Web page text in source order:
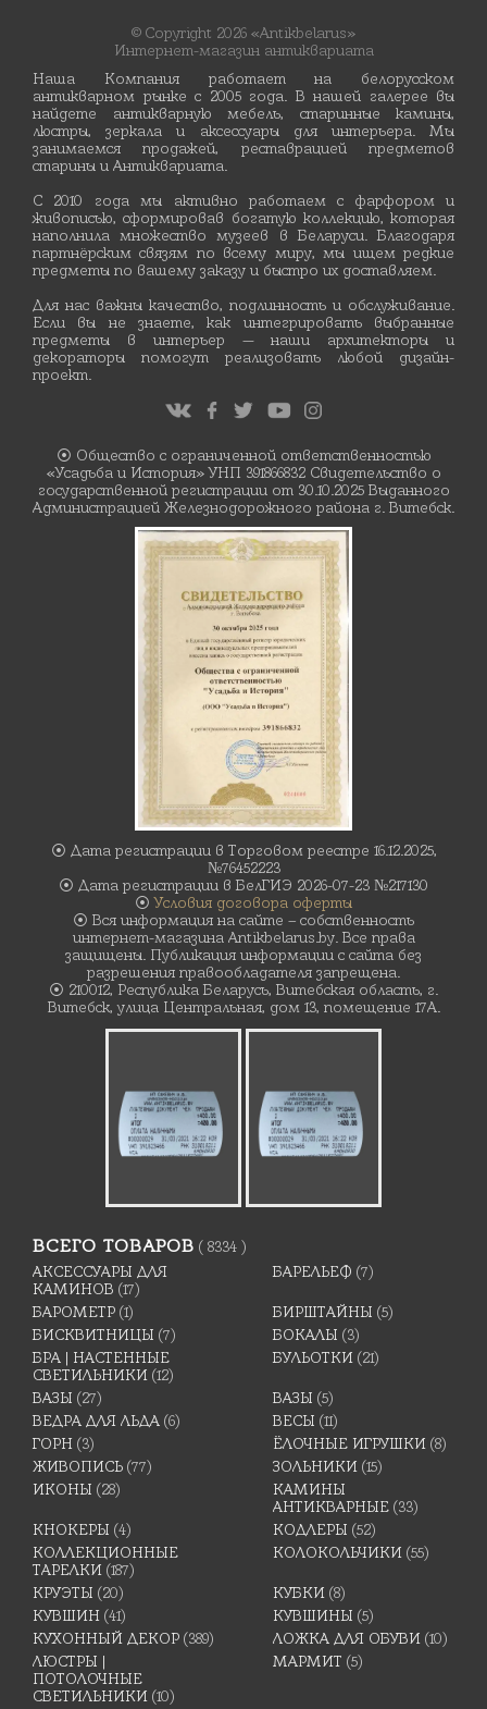
© Copyright 2026 «Antikbelarus»
Интернет-магазин антиквариата
Наша Компания работает на белорусском
антикварном рынке с 2005 года. В нашей галерее вы
найдете антикварную мебель, старинные камины,
люстры, зеркала и аксессуары для интерьера. Мы
занимаемся продажей, реставрацией предметов
старины и Антиквариата.
С 2010 года мы активно работаем с фарфором и
живописью, сформировав богатую коллекцию, которая
наполнила множество музеев в Беларуси. Благодаря
партнёрским связям по всему миру, мы ищем редкие
предметы по вашему заказу и быстро их доставляем.
Для нас важны качество, подлинность и обслуживание.
Если вы не знаете, как интегрировать выбранные
предметы в интерьер — наши архитекторы и
декораторы помогут реализовать любой дизайн-
проект.
⦿ Общество с ограниченной ответственностью
«Усадьба и История» УНП 391866832 Свидетельство о
государственной регистрации от 30.10.2025 Выданного
Администрацией Железнодорожного района г. Витебск.
⦿ Дата регистрации в Торговом реестре 16.12.2025,
№76452223
⦿ Дата регистрации в БелГИЭ 2026-07-23 №217130
⦿Условия договора оферты
⦿ Вся информация на сайте – собственность
интернет-магазина Antikbelarus.by. Все права
защищены. Публикация информации с сайта без
разрешения правообладателя запрещена.
⦿ 210012, Республика Беларусь, Витебская область, г.
Витебск, улица Центральная, дом 13, помещение 17А.
ВСЕГО ТОВАРОВ ( 8334 )
АКСЕССУАРЫ ДЛЯ
КАМИНОВ (17)
БАРЕЛЬЕФ (7)
БАРОМЕТР (1) БИРШТАЙНЫ (5)
БИСКВИТНИЦЫ (7) БОКАЛЫ (3)
БРА | НАСТЕННЫЕ
СВЕТИЛЬНИКИ (12)
БУЛЬОТКИ (21)
ВАЗЫ (27) ВАЗЫ (5)
ВЕДРА ДЛЯ ЛЬДА (6) ВЕСЫ (11)
ГОРН (3) ЁЛОЧНЫЕ ИГРУШКИ (8)
ЖИВОПИСЬ (77) ЗОЛЬНИКИ (15)
ИКОНЫ (28)
КАМИНЫ
АНТИКВАРНЫЕ (33)
КНОКЕРЫ (4) КОДЛЕРЫ (52)
КОЛЛЕКЦИОННЫЕ
ТАРЕЛКИ (187)
КОЛОКОЛЬЧИКИ (55)
КРУЭТЫ (20) КУБКИ (8)
КУВШИН (41) КУВШИНЫ (5)
КУХОННЫЙ ДЕКОР (389) ЛОЖКА ДЛЯ ОБУВИ (10)
ЛЮСТРЫ |
ПОТОЛОЧНЫЕ
СВЕТИЛЬНИКИ (10)
МАРМИТ (5)